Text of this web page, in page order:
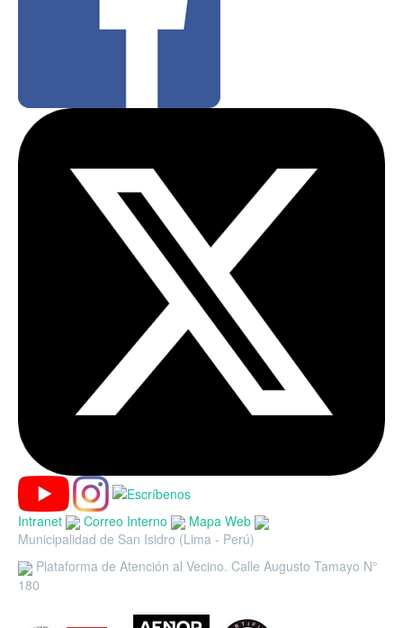
Intranet Correo Interno
Mapa Web
Municipalidad de San Isidro (Lima - Perú)
Plataforma de Atención al Vecino. Calle Augusto Tamayo N°
180